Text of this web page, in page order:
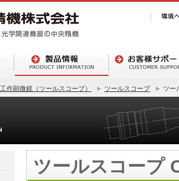
工作顕微鏡（ツールスコープ） ツールスコープ ツー
ツールスコープ